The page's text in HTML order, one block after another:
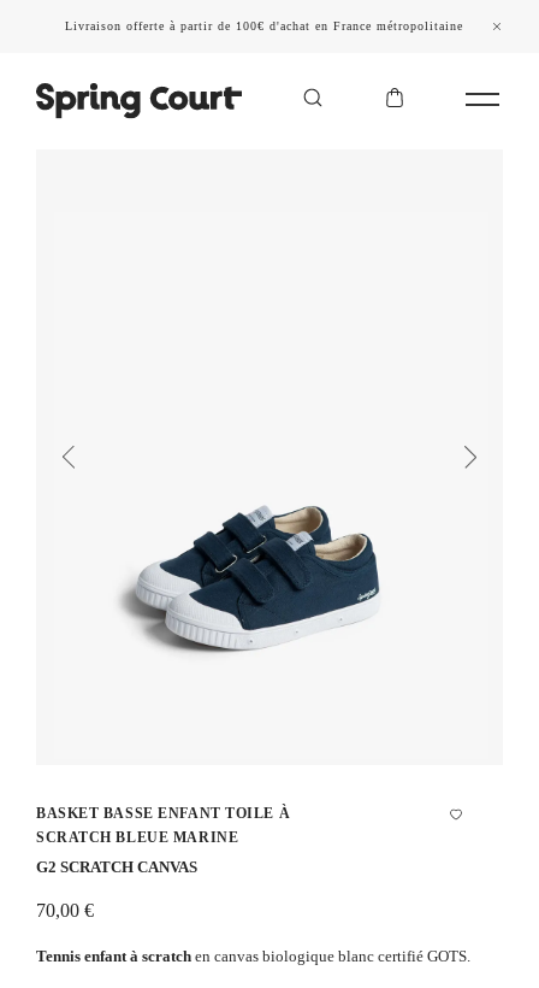
Livraison offerte à partir de 100€ d'achat en France métropolitaine
BASKET BASSE ENFANT TOILE À
SCRATCH BLEUE MARINE
G2 SCRATCH CANVAS
70,00 €
Tennis enfant à scratch en canvas biologique blanc certifié GOTS.